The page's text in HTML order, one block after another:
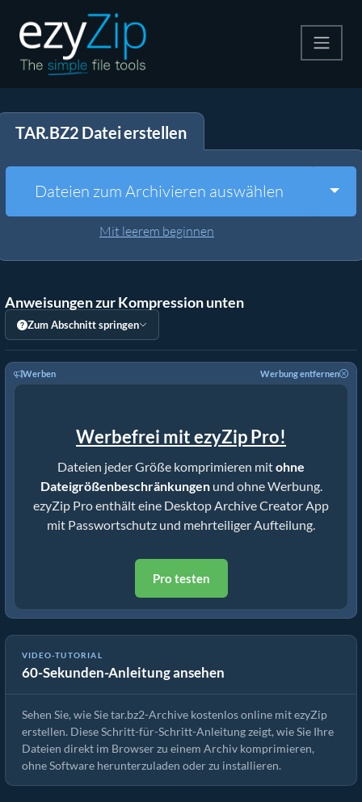
Entpacken
Weitere Tools
TAR.BZ2 Datei erstellen
Dateien zum Archivieren auswählen
Mit leerem beginnen
Anweisungen zur Kompression unten
Zum Abschnitt springen
Werben Werbung entfernen
Werbefrei mit ezyZip Pro!
Dateien jeder Größe komprimieren mitohne
Dateigrößenbeschränkungenund ohne Werbung.
ezyZip Pro enthält eine Desktop Archive Creator App
mit Passwortschutz und mehrteiliger Aufteilung.
Pro testen
VIDEO-TUTORIAL
60-Sekunden-Anleitung ansehen
Wie man tar.bz2-Archive online mit ezyZip erstellt (kostenlos,
ohne Installation)
Sehen Sie, wie Sie tar.bz2-Archive kostenlos online mit ezyZip
erstellen. Diese Schritt-für-Schritt-Anleitung zeigt, wie Sie Ihre
Dateien direkt im Browser zu einem Archiv komprimieren,
ohne Software herunterzuladen oder zu installieren.